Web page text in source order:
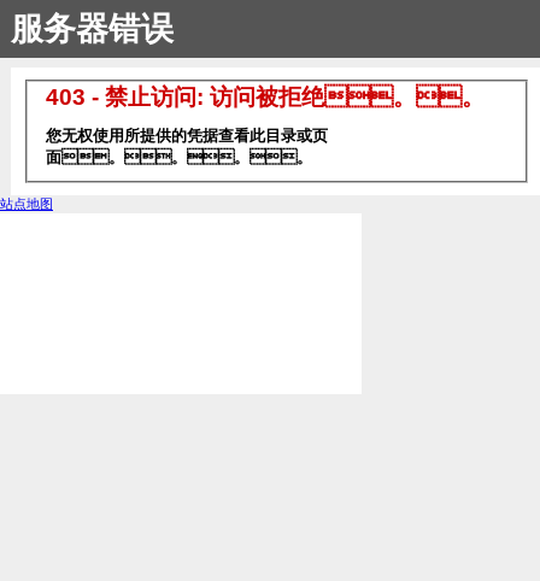
服务器错误
403 - 禁止访问: 访问被拒绝。。
您无权使用所提供的凭据查看此目录或页
面。。。。
站点地图